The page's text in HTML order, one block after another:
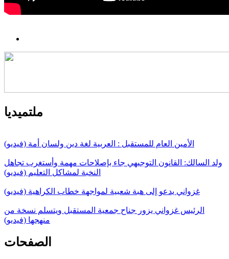
ملتميديا
الأمين العام للمستقبل : العربية لغة دين ولسان أمة (فيديو)
ولد السالك: القانون التوجيهي جاء بإصلاحات مهمة وأستغرب تجاهل
النخبة لمشاكل التعليم (فيديو)
غزواني يدعو إلى هبة شعبية لمواجهة خطاب الكراهية (فيديو)
الرئيس غزواني يزور جناح جمعية المستقبل ويتسلم نسخة من
منهجها (فيديو)
الصفحات